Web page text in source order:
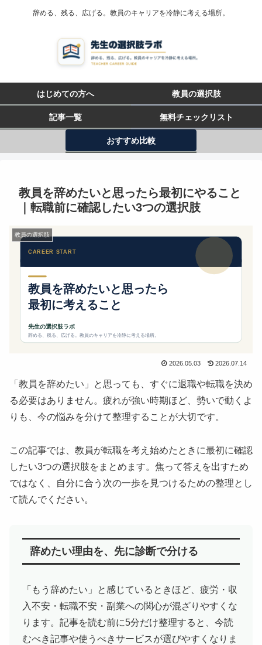
辞める、残る、広げる。教員のキャリアを冷静に考える場所。
はじめての方へ 教員の選択肢
記事一覧 無料チェックリスト
おすすめ比較
教員を辞めたいと思ったら最初にやること
｜転職前に確認したい3つの選択肢
教員の選択肢
2026.05.03 2026.07.14
「教員を辞めたい」と思っても、すぐに退職や転職を決め
る必要はありません。疲れが強い時期ほど、勢いで動くよ
りも、今の悩みを分けて整理することが大切です。
この記事では、教員が転職を考え始めたときに最初に確認
したい3つの選択肢をまとめます。焦って答えを出すため
ではなく、自分に合う次の一歩を見つけるための整理とし
て読んでください。
辞めたい理由を、先に診断で分ける
「もう辞めたい」と感じているときほど、疲労・収
入不安・転職不安・副業への関心が混ざりやすくな
ります。記事を読む前に5分だけ整理すると、今読
むべき記事や使うべきサービスが選びやすくなりま